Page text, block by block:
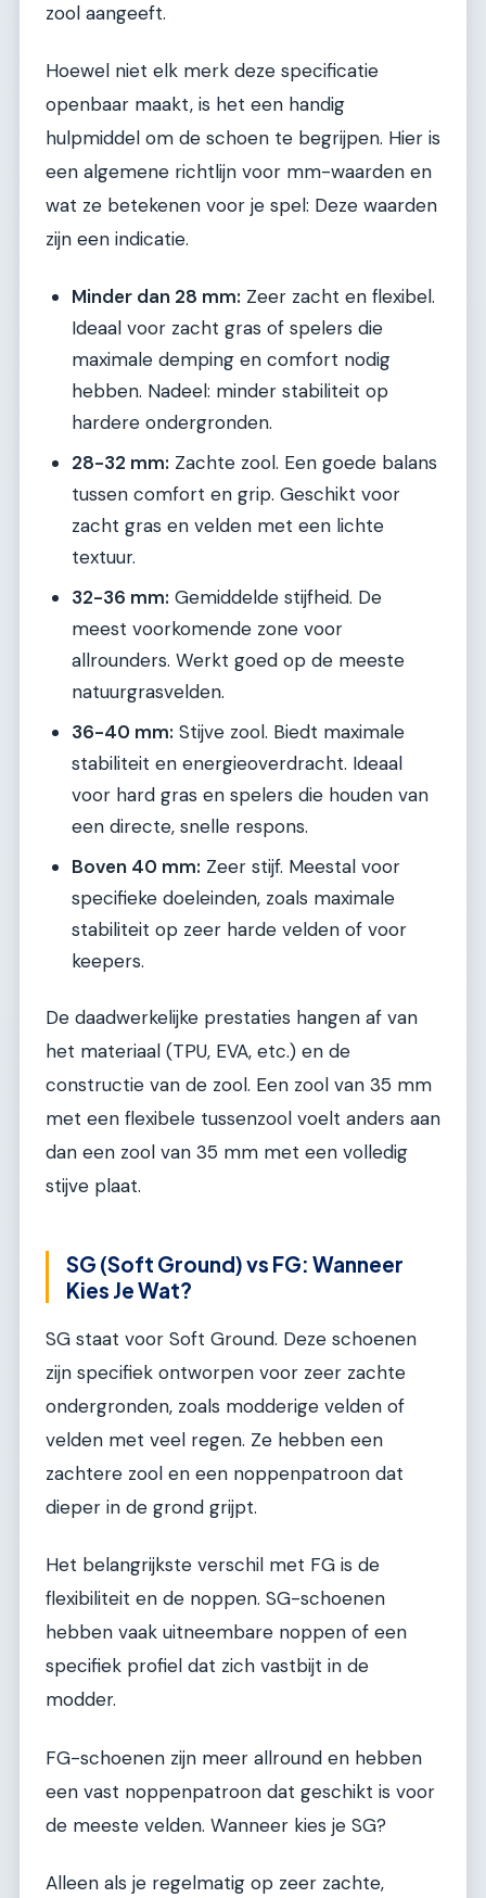
zool aangeeft.
Hoewel niet elk merk deze specificatie
openbaar maakt, is het een handig
hulpmiddel om de schoen te begrijpen. Hier is
een algemene richtlijn voor mm-waarden en
wat ze betekenen voor je spel: Deze waarden
zijn een indicatie.
Minder dan 28 mm: Zeer zacht en flexibel.
Ideaal voor zacht gras of spelers die
maximale demping en comfort nodig
hebben. Nadeel: minder stabiliteit op
hardere ondergronden.
28-32 mm: Zachte zool. Een goede balans
tussen comfort en grip. Geschikt voor
zacht gras en velden met een lichte
textuur.
32-36 mm: Gemiddelde stijfheid. De
meest voorkomende zone voor
allrounders. Werkt goed op de meeste
natuurgrasvelden.
36-40 mm: Stijve zool. Biedt maximale
stabiliteit en energieoverdracht. Ideaal
voor hard gras en spelers die houden van
een directe, snelle respons.
Boven 40 mm: Zeer stijf. Meestal voor
specifieke doeleinden, zoals maximale
stabiliteit op zeer harde velden of voor
keepers.
De daadwerkelijke prestaties hangen af van
het materiaal (TPU, EVA, etc.) en de
constructie van de zool. Een zool van 35 mm
met een flexibele tussenzool voelt anders aan
dan een zool van 35 mm met een volledig
stijve plaat.
SG (Soft Ground) vs FG: Wanneer
Kies Je Wat?
SG staat voor Soft Ground. Deze schoenen
zijn specifiek ontworpen voor zeer zachte
ondergronden, zoals modderige velden of
velden met veel regen. Ze hebben een
zachtere zool en een noppenpatroon dat
dieper in de grond grijpt.
Het belangrijkste verschil met FG is de
flexibiliteit en de noppen. SG-schoenen
hebben vaak uitneembare noppen of een
specifiek profiel dat zich vastbijt in de
modder.
FG-schoenen zijn meer allround en hebben
een vast noppenpatroon dat geschikt is voor
de meeste velden. Wanneer kies je SG?
Alleen als je regelmatig op zeer zachte,